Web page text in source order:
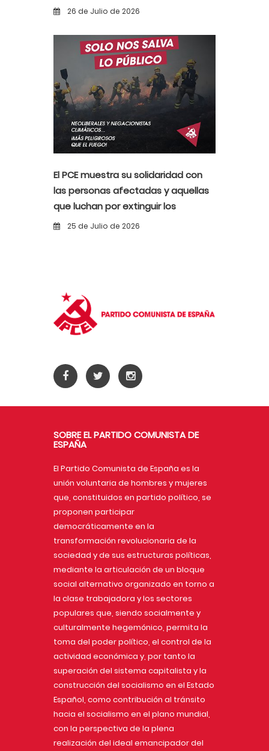
propio destino
26 de Julio de 2026
El PCE muestra su solidaridad con
las personas afectadas y aquellas
que luchan por extinguir los
incendios
25 de Julio de 2026
SOBRE EL PARTIDO COMUNISTA DE
ESPAÑA
El Partido Comunista de España es la
unión voluntaria de hombres y mujeres
que, constituidos en partido político, se
proponen participar
democráticamente en la
transformación revolucionaria de la
sociedad y de sus estructuras políticas,
mediante la articulación de un bloque
social alternativo organizado en torno a
la clase trabajadora y los sectores
populares que, siendo socialmente y
culturalmente hegemónico, permita la
toma del poder político, el control de la
actividad económica y, por tanto la
superación del sistema capitalista y la
construcción del socialismo en el Estado
Español, como contribución al tránsito
hacia el socialismo en el plano mundial,
con la perspectiva de la plena
realización del ideal emancipador del